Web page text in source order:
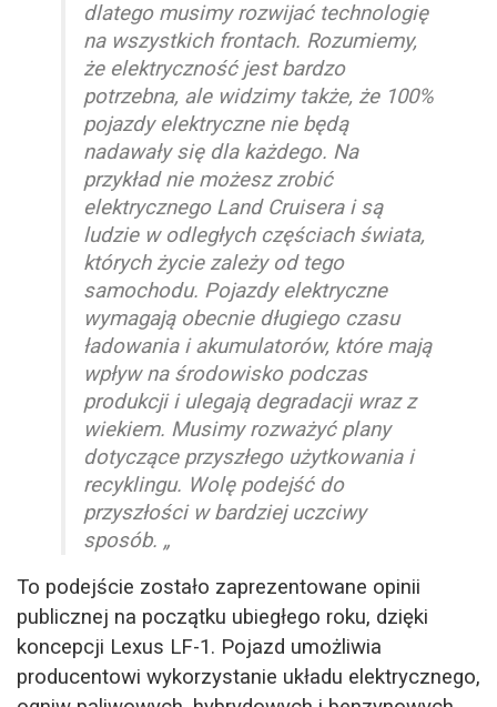
dlatego musimy rozwijać technologię
na wszystkich frontach. Rozumiemy,
że elektryczność jest bardzo
potrzebna, ale widzimy także, że 100%
pojazdy elektryczne nie będą
nadawały się dla każdego. Na
przykład nie możesz zrobić
elektrycznego Land Cruisera i są
ludzie w odległych częściach świata,
których życie zależy od tego
samochodu. Pojazdy elektryczne
wymagają obecnie długiego czasu
ładowania i akumulatorów, które mają
wpływ na środowisko podczas
produkcji i ulegają degradacji wraz z
wiekiem. Musimy rozważyć plany
dotyczące przyszłego użytkowania i
recyklingu. Wolę podejść do
przyszłości w bardziej uczciwy
sposób. „
To podejście zostało zaprezentowane opinii
publicznej na początku ubiegłego roku, dzięki
koncepcji Lexus LF-1. Pojazd umożliwia
producentowi wykorzystanie układu elektrycznego,